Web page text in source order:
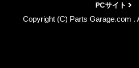
PCサイト
Copyright (C) Parts Garage.com .